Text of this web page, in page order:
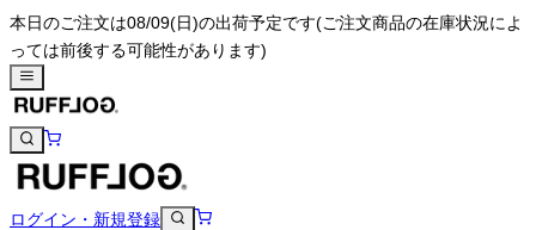
本日のご注文は08/09(日)の出荷予定です(ご注文商品の在庫状況によ
っては前後する可能性があります)
ログイン・新規登録